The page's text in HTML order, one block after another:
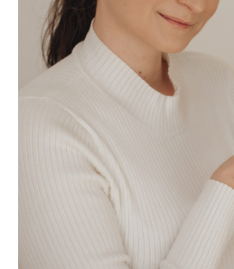
Вы чувствуете, что
застряли?